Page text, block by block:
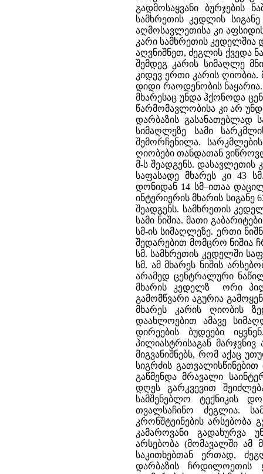
გადმოსაყვანი ბურჯების
სამხრეთის კედლის
აღმოსავლეთისა კი
კარი სამხრეთის კედელშია
აღვნიშნეთ, ძეგლის ქვედა
შემდეგ კარის სიმაღლე
კიდევ ერთი კარის ღიობია.
დიდი რაოდენობის ნაყარია.
მხარესაც უნდა ჰქონოდა
წარმომავლობისა კი არ
დარბაზის გასანათებლად
სიმაღლეზე სამი
შემორჩენილა.
ღიობები თანდათან
მ-ს შეადგენს. დასავლეთის
საფასადე მხარეს კი 43
დონიდან 14 სმ–ითაა
ინტერიერის მხარის სიგანე
შეადგენს. სამხრეთის
სამი ნიშია. მათი
სმ-ის სიმაღლეზე. ერთი
შედარებით მომცრო ნიშია
სმ. სამხრეთის კედელში
სმ. ამ მხარეს ნიშის
არამედ ცენტრალური
მხარის კედელზ ორი
გამომწვარი აგურია
მხარეს კარის ღიობის
დაახლოებით ამავე
დირეების ბუდეები
პილიასტრისაგან
მიგვანიშნებს, რომ აქაც
სიგრძის
გაწმენდა მრავალი
დღეს გარკვევით
სამშენებლო ტექნიკის
თვალსაჩინო ძეგლია.
კრონშტეინების არსებობა
კამაროვანი
არსებობა (მომავალში ამ
საკითხებთან ერთად,
დარბაზის ჩრდილოეთის